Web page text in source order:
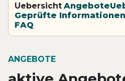
Uebersicht Angebote
Geprüfte
FAQ
ANGEBOTE